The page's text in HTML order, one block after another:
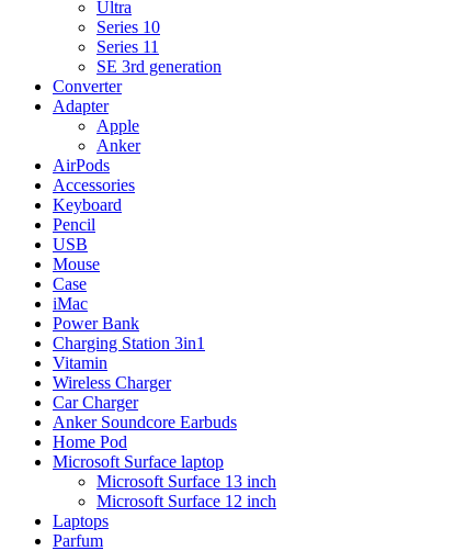
Ultra
Series 10
Series 11
SE 3rd generation
Converter
Adapter
Apple
Anker
AirPods
Accessories
Keyboard
Pencil
USB
Mouse
Case
iMac
Power Bank
Charging Station 3in1
Vitamin
Wireless Charger
Car Charger
Anker Soundcore Earbuds
Home Pod
Microsoft Surface laptop
Microsoft Surface 13 inch
Microsoft Surface 12 inch
Laptops
Parfum